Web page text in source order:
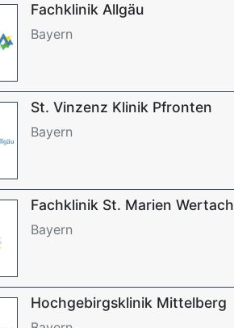
Fachklinik Allgäu
Bayern
St. Vinzenz Klinik Pfronten
Bayern
Fachklinik St. Marien Wertach
Bayern
Hochgebirgsklinik Mittelberg